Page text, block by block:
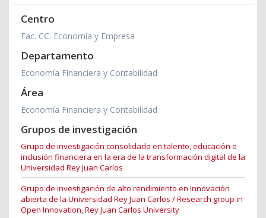
Centro
Fac. CC. Economía y Empresa
Departamento
Economía Financiera y Contabilidad
Área
Economía Financiera y Contabilidad
Grupos de investigación
Grupo de investigación consolidado en talento, educación e
inclusión financiera en la era de la transformación digital de la
Universidad Rey Juan Carlos
Grupo de investigación de alto rendimiento en Innovación
abierta de la Universidad Rey Juan Carlos / Research group in
Open Innovation, Rey Juan Carlos University